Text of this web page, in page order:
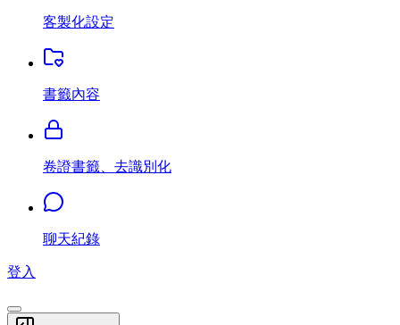
客製化設定
書籤內容
卷證書籤、去識別化
聊天紀錄
登入